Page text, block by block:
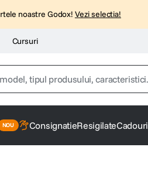
noastre Godox! Vezi selectia!
Cursuri
tipul produsului, caracteristici...
ConsignatieResigilateCadouri